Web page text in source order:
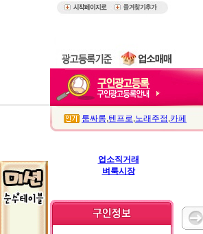
룸싸롱,텐프로,노래주점 ,카페
업소직거래
벼룩시장